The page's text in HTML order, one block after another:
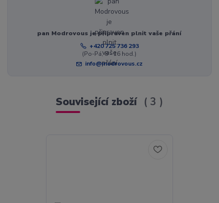
pan Modrovous je připraven plnit vaše přání
+420 725 736 293
(Po-Pá, 8 - 16 hod.)
info@modrovous.cz
Související zboží 3